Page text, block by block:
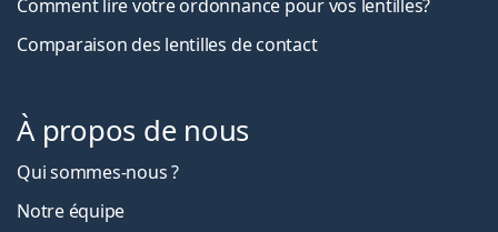
Comment lire votre ordonnance pour vos lentilles?
Comparaison des lentilles de contact
À propos de nous
Qui sommes-nous ?
Notre équipe